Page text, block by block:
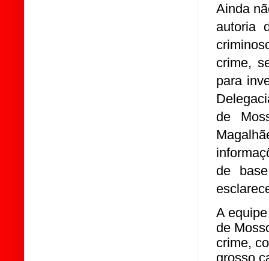
Ainda
autoria
crime,
para
de
de
A
de
crime,
grosso